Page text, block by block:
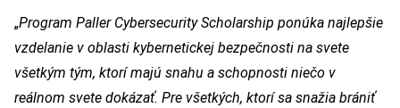
„Program Paller Cybersecurity Scholarship ponúka najlepšie
vzdelanie v oblasti kybernetickej bezpečnosti na svete
všetkým tým, ktorí majú snahu a schopnosti niečo v
reálnom svete dokázať. Pre všetkých, ktorí sa snažia brániť